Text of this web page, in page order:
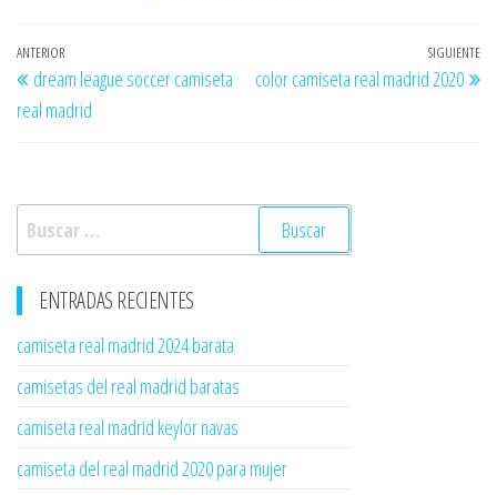
Navegación
de
entradas
Entrada
anterior
ANTERIOR
dream league soccer camiseta
real madrid
SIGUIENTE
color camiseta real madrid 2020
Buscar:
ENTRADAS RECIENTES
camiseta real madrid 2024 barata
camisetas del real madrid baratas
camiseta real madrid keylor navas
camiseta del real madrid 2020 para mujer